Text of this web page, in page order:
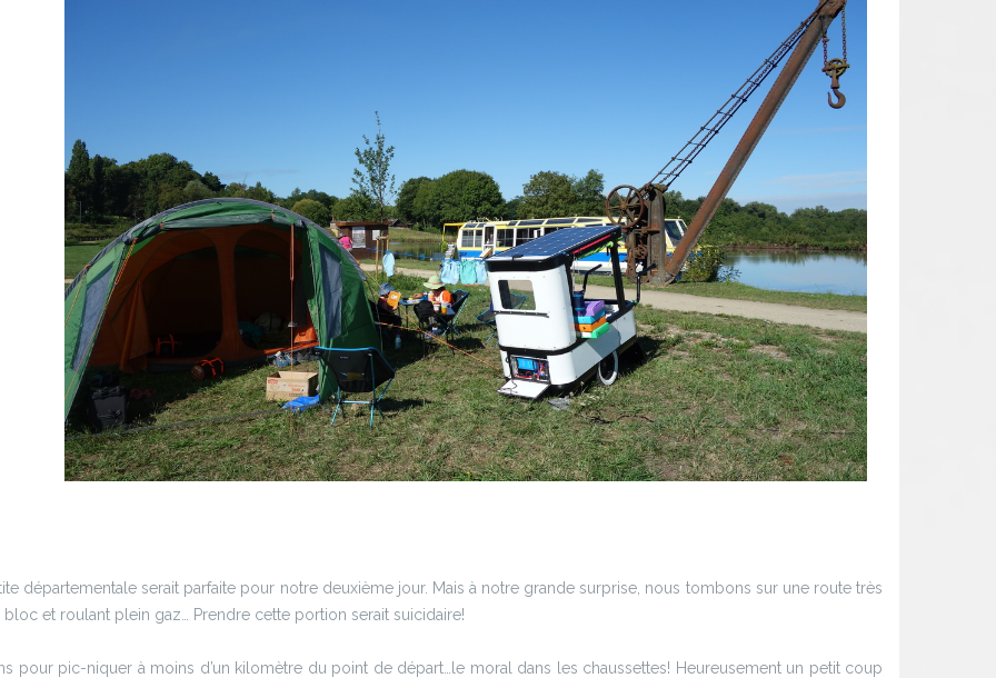
départementale serait parfaite pour notre deuxième jour. Mais à notre grande surprise, nous tombons sur une route très
et roulant plein gaz… Prendre cette portion serait suicidaire!
pour pic-niquer à moins d’un kilomètre du point de départ…le moral dans les chaussettes! Heureusement un petit coup